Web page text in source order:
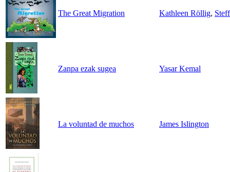
The Great Migration Kathleen Röllig,
Zanpa ezak sugea Yasar Kemal
La voluntad de muchos James Islington